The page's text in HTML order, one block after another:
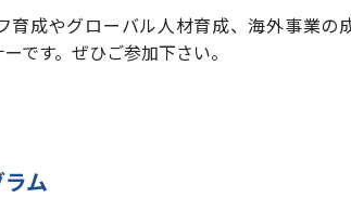
育成やグローバル人材育成、海外事業の
です。ぜひご参加下さい。
ム